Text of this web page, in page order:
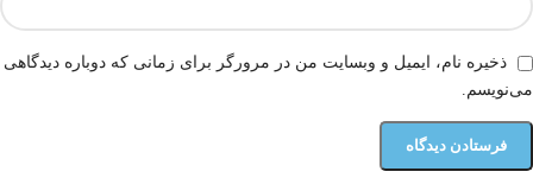
ذخیره نام، ایمیل و وبسایت من در مرورگر برای زمانی که دوباره دیدگاهی
می‌نویسم.